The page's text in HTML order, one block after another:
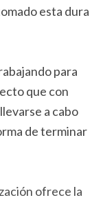
esta dura
para
que con
a cabo
de terminar
ofrece la